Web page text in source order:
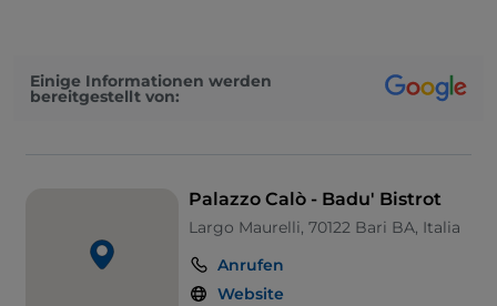
Einige Informationen werden
bereitgestellt von:
Palazzo Calò - Badu' Bistrot
Largo Maurelli, 70122 Bari BA, Italia
Anrufen
Website